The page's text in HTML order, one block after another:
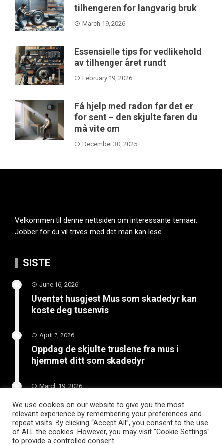
tilhengeren for langvarig bruk
March 19, 2026
Essensielle tips for vedlikehold
av tilhenger året rundt
February 19, 2026
Få hjelp med radon før det er
for sent – den skjulte faren du
må vite om
December 30, 2025
Velkommen til denne nettsiden om interessante temaer.
Jobber for du vil trives med det man kan lese .
SISTE
June 16, 2026
Uventet husgjest Mus som skadedyr kan
koste deg tusenvis
April 7, 2026
Oppdag de skjulte truslene fra mus i
hjemmet ditt som skadedyr
March 19, 2026
Slik vedlikeholder du tilhengeren for
langvarig bruk
We use cookies on our website to give you the most
relevant experience by remembering your preferences and
repeat visits. By clicking “Accept All”, you consent to the use
of ALL the cookies. However, you may visit "Cookie Settings"
to provide a controlled consent.